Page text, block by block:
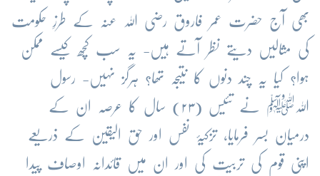
بھی آج حضرت عمر فاروق رضی اللہ عنہ کے طرزِ حکومت
کی مثالیں دیتے نظر آتے ہیں- یہ سب کچھ کیسے ممکن
ہوا؟ کیا یہ چند دنوں کا نتیجہ تھا؟ ہرگز نہیں- رسول
اللہﷺ نے تئیس (۲۳) سال کا عرصہ ان کے
درمیان بسر فرمایا، تزکیۂ نفس اور حق الیقین کے ذریعے
اپنی قوم کی تربیت کی اور ان میں قائدانہ اوصاف پیدا